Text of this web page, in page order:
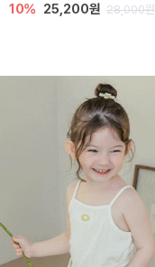
10% 25,200원 28,000원